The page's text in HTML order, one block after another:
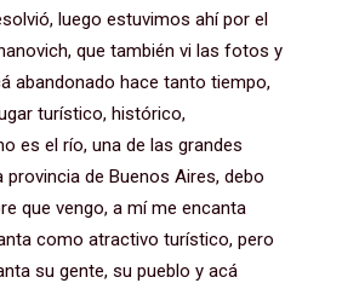
luego estuvimos ahí por el
que también vi las fotos y
abandonado hace tanto tiempo,
turístico, histórico,
es el río, una de las grandes
provincia de Buenos Aires, debo
que vengo, a mí me encanta
como atractivo turístico, pero
su gente, su pueblo y acá